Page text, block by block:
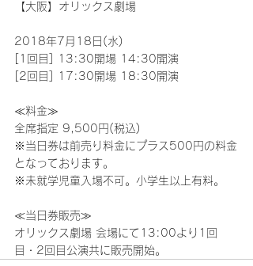
【大阪】オリックス劇場
2018年7月18日(水)
[1回目] 13:30開場 14:30開演
[2回目] 17:30開場 18:30開演
≪料金≫
全席指定 9,500円(税込)
※当日券は前売り料金にプラス500円の料金
となっております。
※未就学児童入場不可。小学生以上有料。
≪当日券販売≫
オリックス劇場 会場にて13:00より1回
目・2回目公演共に販売開始。